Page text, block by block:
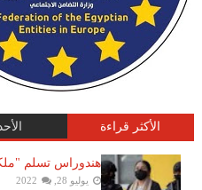
الأكثر قراءة
هندوراس تسلم
يوليو 28, 2022